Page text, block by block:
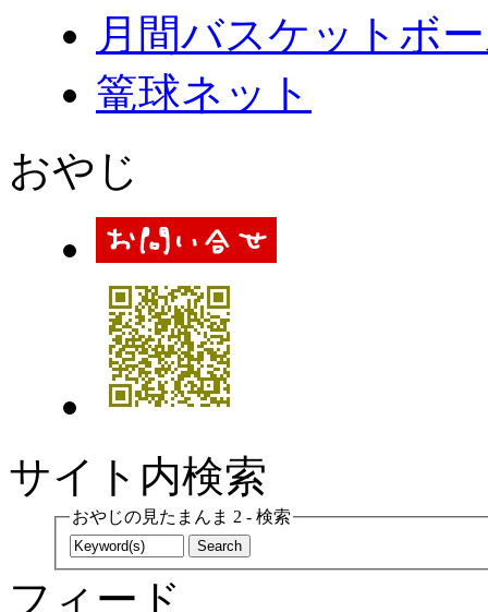
月間バスケットボ
篭球ネット
おやじ
サイト内検索
おやじの見たまんま 2 - 検索
フィード